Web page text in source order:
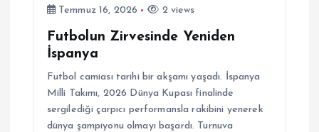
Temmuz 16, 2026
2 views
Futbolun Zirvesinde Yeniden
İspanya
Futbol camiası tarihi bir akşamı yaşadı. İspanya
Milli Takımı, 2026 Dünya Kupası finalinde
sergilediği çarpıcı performansla rakibini yenerek
dünya şampiyonu olmayı başardı. Turnuva